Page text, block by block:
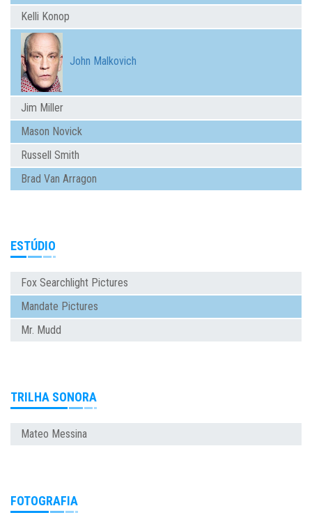
Kelli Konop
John Malkovich
Jim Miller
Mason Novick
Russell Smith
Brad Van Arragon
ESTÚDIO
Fox Searchlight Pictures
Mandate Pictures
Mr. Mudd
TRILHA SONORA
Mateo Messina
FOTOGRAFIA